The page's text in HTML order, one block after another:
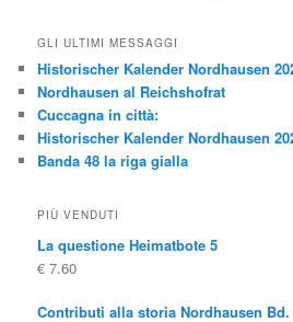
GLI ULTIMI MESSAGGI
Historischer Kalender Nordhausen
Nordhausen al Reichshofrat
Cuccagna in città:
Historischer Kalender Nordhausen
Banda 48 la riga gialla
PIÙ VENDUTI
La questione Heimatbote 5
€ 7.60
Contributi alla storia Nordhausen Bd.